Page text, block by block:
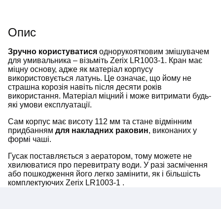
Опис
Зручно користуватися однорукоятковим змішувачем
для умивальника – візьміть Zerix LR1003-1. Кран має
міцну основу, адже як матеріал корпусу
використовується латунь. Це означає, що йому не
страшна корозія навіть після десяти років
використання. Матеріал міцний і може витримати будь-
які умови експлуатації.
Сам корпус має висоту 112 мм та стане відмінним
придбанням для накладних раковин, виконаних у
формі чаші.
Гусак поставляється з аератором, тому можете не
хвилюватися про перевитрату води. У разі засмічення
або пошкодження його легко замінити, як і більшість
комплектуючих Zerix LR1003-1 .